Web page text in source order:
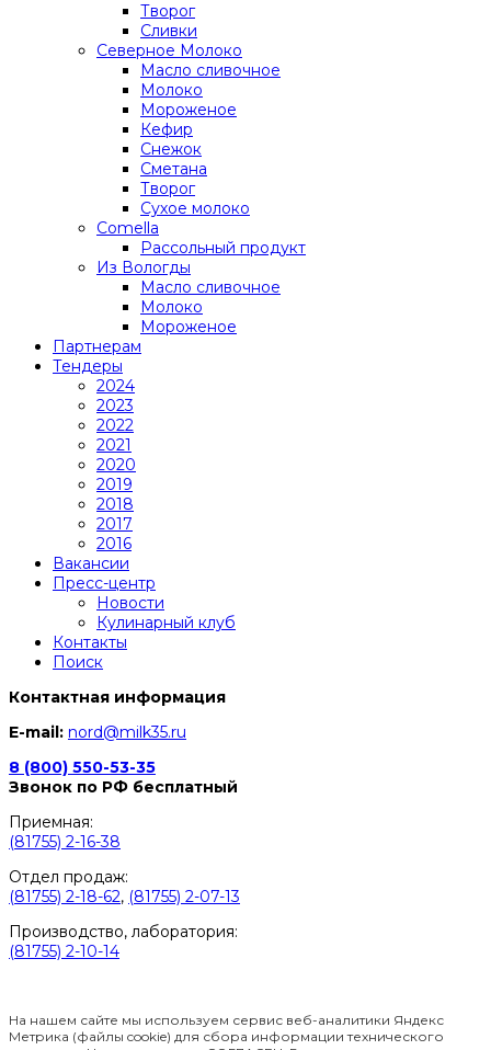
Творог
Сливки
Северное Молоко
Масло сливочное
Молоко
Мороженое
Кефир
Снежок
Сметана
Творог
Сухое молоко
Comеlla
Рассольный продукт
Из Вологды
Масло сливочное
Молоко
Мороженое
Партнерам
Тендеры
2024
2023
2022
2021
2020
2019
2018
2017
2016
Вакансии
Пресс-центр
Новости
Кулинарный клуб
Контакты
Поиск
Контактная информация
E-mail: nord@milk35.ru
8 (800) 550-53-35
Звонок по РФ бесплатный
Приемная:
(81755) 2-16-38
Отдел продаж:
(81755) 2-18-62, (81755) 2-07-13
Производство, лаборатория:
(81755) 2-10-14
На нашем сайте мы используем сервис веб-аналитики Яндекс
Метрика (файлы cookie) для сбора информации технического